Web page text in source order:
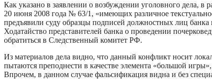
Как указано в заявлении о возбуждении уголовного дела,
20 июня 2008 года № 63/1, «имеющих различное
предъявили суду образцы подписей должностных лиц
Ходатайство представителей банка о проведении
обратиться в Следственный комитет РФ.
Из материалов дела видно, что данный конфликт носит
пытаются преподнести в качестве элемента «большой
Впрочем, в данном случае фальсификация видна и без